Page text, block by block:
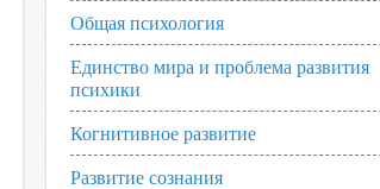
Общая психология
Единство мира и проблема развития
психики
Когнитивное развитие
Развитие сознания